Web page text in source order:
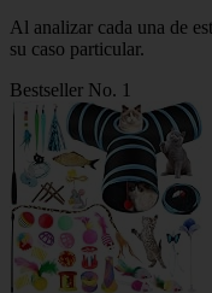
Al analizar cada una de
su caso particular.
Bestseller No. 1